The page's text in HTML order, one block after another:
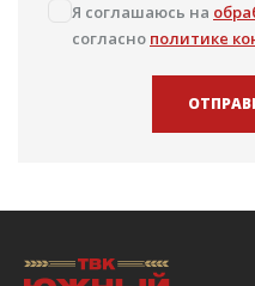
Я соглашаюсь на
согласно политике